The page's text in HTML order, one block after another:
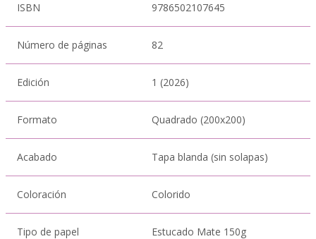
ISBN 9786502107645
Número de páginas 82
Edición 1 (2026)
Formato Quadrado (200x200)
Acabado Tapa blanda (sin solapas)
Coloración Colorido
Tipo de papel Estucado Mate 150g